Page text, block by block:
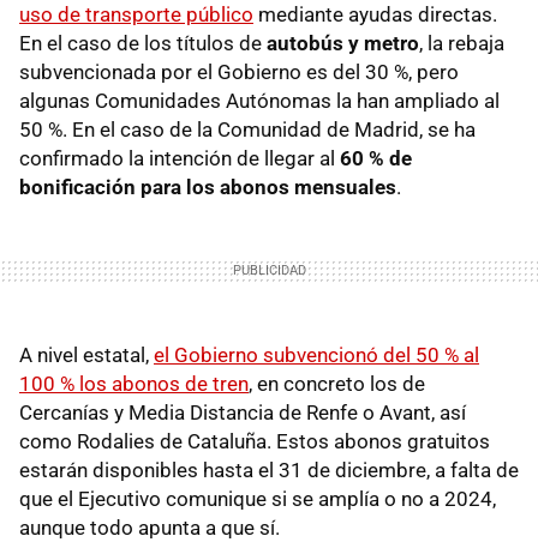
uso de transporte público mediante ayudas directas.
En el caso de los títulos de autobús y metro, la rebaja
subvencionada por el Gobierno es del 30 %, pero
algunas Comunidades Autónomas la han ampliado al
50 %. En el caso de la Comunidad de Madrid, se ha
confirmado la intención de llegar al 60 % de
bonificación para los abonos mensuales.
A nivel estatal, el Gobierno subvencionó del 50 % al
100 % los abonos de tren, en concreto los de
Cercanías y Media Distancia de Renfe o Avant, así
como Rodalies de Cataluña. Estos abonos gratuitos
estarán disponibles hasta el 31 de diciembre, a falta de
que el Ejecutivo comunique si se amplía o no a 2024,
aunque todo apunta a que sí.